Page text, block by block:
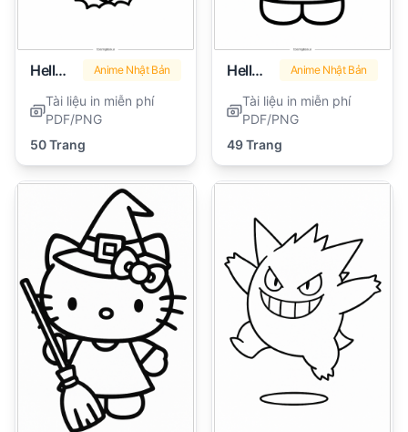
Hello Kitty Giáng Sinh Anime Nhật Bản
Tài liệu in miễn phí
PDF/PNG
50 Trang
Hello Kitty Lễ Tạ Ơn Anime Nhật Bản
Tài liệu in miễn phí
PDF/PNG
49 Trang